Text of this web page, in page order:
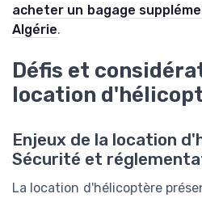
acheter un bagage
Algérie.
Défis et
location
Enjeux de la location
Sécurité et
La location d'hélicoptère